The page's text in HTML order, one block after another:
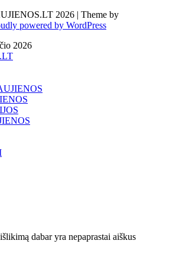
2026 | Theme by
powered by WordPress
2026
dabar yra nepaprastai aiškus